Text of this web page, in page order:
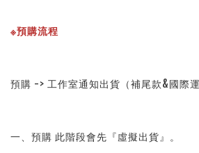
※預購流程
預購 -> 工作室通知出貨（補尾款&國際
一、預購 此階段會先『虛擬出貨』。